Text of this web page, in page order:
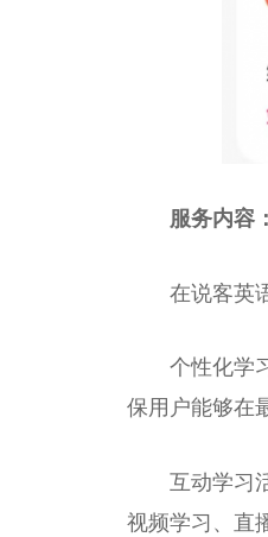
服务内容
在说客英
个性化学
保用户能够在
互动学习
视频学习 、直